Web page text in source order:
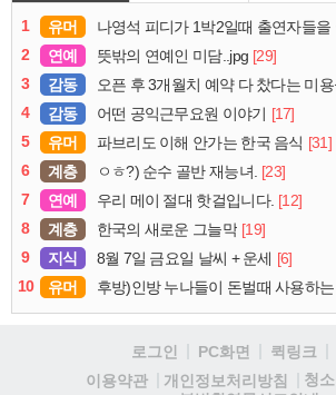
1 유머 나영석 피디가 1박2일때 출연자들을
2
연예 뜻밖의 연예인 미담..jpg [29]
3
감동 오픈 후 3개월치 예약 다 찼다는 미용
4
감동 어떤 공익근무요원 이야기 [17]
5
유머 파브리도 이해 안가는 한국 음식 [31]
6
계층 ㅇㅎ?) 순수 골반 재능녀. [23]
7
연예 우리 메이 절대 핫걸입니다. [12]
8
계층 한국의 새로운 그늘막 [19]
9
지식 8월 7일 금요일 날씨 + 운세 [6]
10
유머 후방)인방 누나들이 돈벌때 사용하는 밑
로그인 PC화면 퀵링크
이용약관
개인정보처리방침
청